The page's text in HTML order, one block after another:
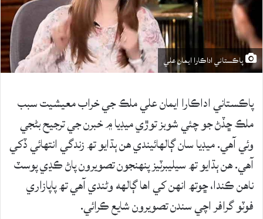
پاڪستاني اداڪارا ايمان علي
پاڪستاني اداڪارا ايمان علي ملڪ جي خراب معيشيت سبب
ملڪ ڇڏڻ جو چئي شوبز توڙي ميڊيا ۾ خبرن جي ترجيح بڻجي
وئي آهي. ميڊيا سان ڳالهائيندي هن ٻڌايو تھ زندگي انتهائي ڏکي
آهي. هن ٻڌايو تھ سيليبرٽيز پنهنجون تصويرون پاڻ ڪڍي پوسٽ
ناهن ڪندا، ڇوتھ انهن کي اها ڳالهه وڻندي آهي تھ پاپازاري
فوٽو گرافر اچي سندن تصويرون شايع ڪرائي.